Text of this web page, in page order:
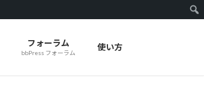
フォーラム
bbPress フォーラム
使い方